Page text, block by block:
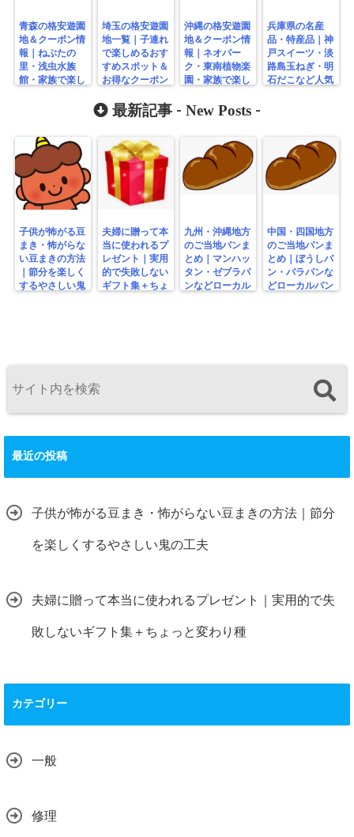
青森の格安遊園
地＆クーポン情
報｜ねぶたの
里・浅虫水族
館・家族で楽し
埼玉の格安遊園
地一覧｜子連れ
で楽しめるおす
すめスポット＆
お得なクーポン
沖縄の格安遊園
地＆クーポン情
報｜ネオパー
ク・東南植物楽
園・家族で楽し
まとめ
兵庫県の名産
品・特産品｜神
戸スイーツ・淡
路島玉ねぎ・明
石だこなど人気
最新記事 - New Posts -
子供が怖がる豆
まき・怖がらな
い豆まきの方法
｜節分を楽しく
するやさしい鬼
夫婦に贈って本
当に使われるプ
レゼント｜実用
的で失敗しない
ギフト集＋ちょ
九州・沖縄地方
のご当地パンま
とめ｜マンハッ
タン・ゼブラパ
ンなどローカル
中国・四国地方
のご当地パンま
とめ｜ぼうしパ
ン・バラパンな
どローカルパン
最近の投稿
子供が怖がる豆まき・怖がらない豆まきの方法｜節分
を楽しくするやさしい鬼の工夫
夫婦に贈って本当に使われるプレゼント｜実用的で失
敗しないギフト集＋ちょっと変わり種
カテゴリー
一般
修理